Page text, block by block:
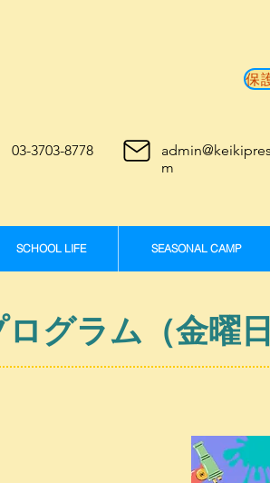
03-3703-8778
m
SCHOOL LIFE SEASONAL CAMP
グラム（金曜日